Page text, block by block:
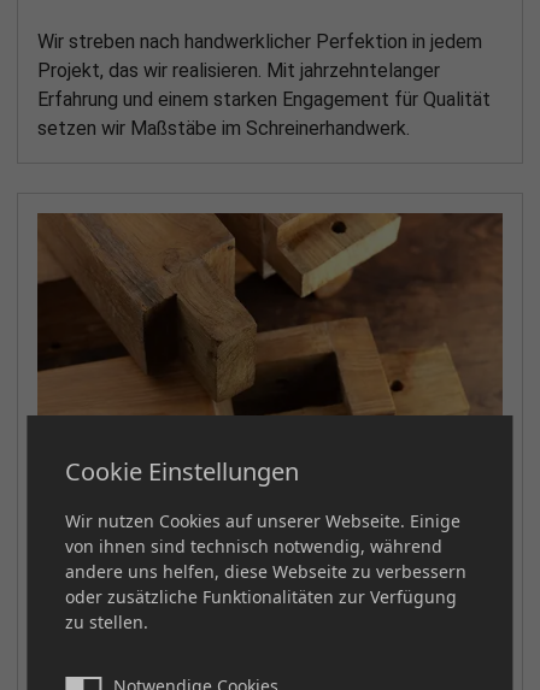
Wir streben nach handwerklicher Perfektion in jedem
Projekt, das wir realisieren. Mit jahrzehntelanger
Erfahrung und einem starken Engagement für Qualität
setzen wir Maßstäbe im Schreinerhandwerk.
Innovation
Innovation ist ein zentraler Bestandteil unserer
Unternehmensphilosophie. Wir sind stets auf der
Cookie Einstellungen
Wir nutzen Cookies auf unserer Webseite. Einige
von ihnen sind technisch notwendig, während
andere uns helfen, diese Webseite zu verbessern
oder zusätzliche Funktionalitäten zur Verfügung
zu stellen.
Notwendige Cookies